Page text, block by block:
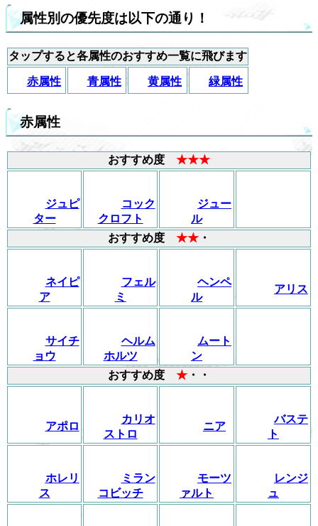
属性別の優先度は以下の通り！
タップすると各属性のおすすめ一覧に飛びます
赤属性 青属性 黄属性 緑属性
赤属性
おすすめ度 ★★★
ジュピ
ター
コック
クロフト
ジュー
ル
おすすめ度 ★★ ・
ネイピ
ア
フェル
ミ
ヘンペ
ル
アリス
サイチ
ョウ
ヘルム
ホルツ
ムート
ン
おすすめ度 ★ ・・
アポロ
カリオ
ストロ
ニア
バステ
ト
ホレリ
ス
ミラン
コビッチ
モーツ
ァルト
レンジ
ュ